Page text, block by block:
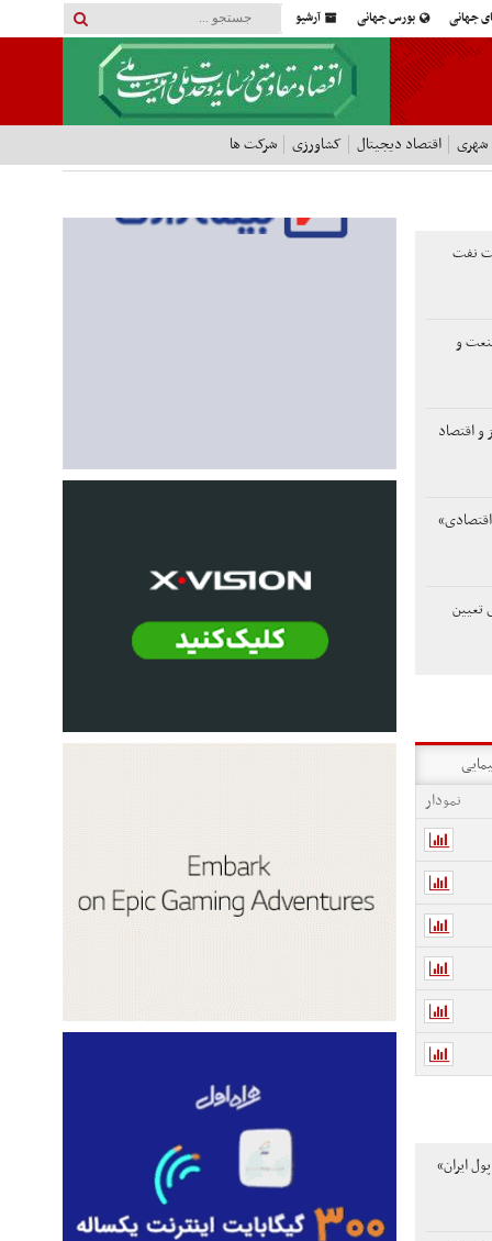
جهانی بورس جهانی آرشیو
شهری اقتصاد دیجیتال کشاورزی شرکت ها
نفت
و
و اقتصاد
تعیین
نمودار
ایران»